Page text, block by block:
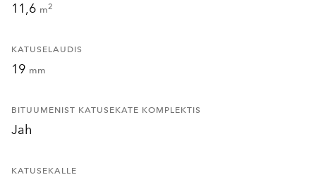
11,6 m2
KATUSELAUDIS
19 mm
BITUUMENIST KATUSEKATE KOMPLEKTIS
Jah
KATUSEKALLE